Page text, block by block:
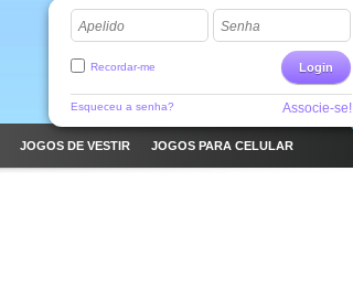
Apelido Senha
Login
Recordar-me
Esqueceu a senha? Associe-se!
JOGOS DE VESTIR JOGOS PARA CELULAR